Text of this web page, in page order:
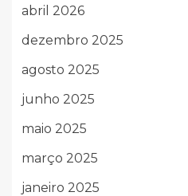
abril 2026
dezembro 2025
agosto 2025
junho 2025
maio 2025
março 2025
janeiro 2025